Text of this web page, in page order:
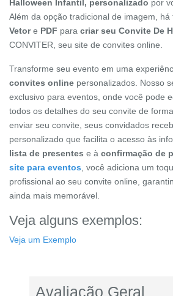
Halloween Infantil, personalizado por
Além da opção tradicional de imagem,
Vetore PDF para criar seu Convite De
CONVITER, seu site de convites online.
Transforme seu evento em uma
convites online personalizados. Nosso
exclusivo para eventos, onde você pode
todos os detalhes do seu convite de
enviar seu convite, seus convidados
personalizado que facilita o acesso às
lista de presentes e à confirmação de
site para eventos , você adiciona um
profissional ao seu convite online,
ainda mais memorável.
Veja alguns exemplos:
Veja um Exemplo
Avaliação Geral